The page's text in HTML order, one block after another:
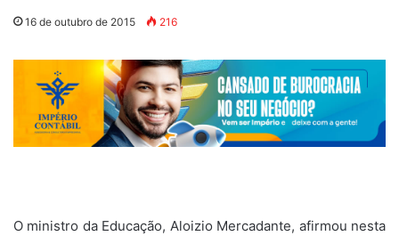
16 de outubro de 2015 216
O ministro da Educação, Aloizio Mercadante, afirmou nesta